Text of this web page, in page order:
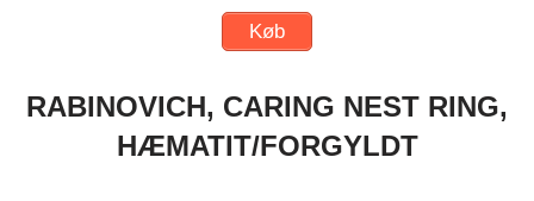
Køb
RABINOVICH, CARING NEST RING,
HÆMATIT/FORGYLDT